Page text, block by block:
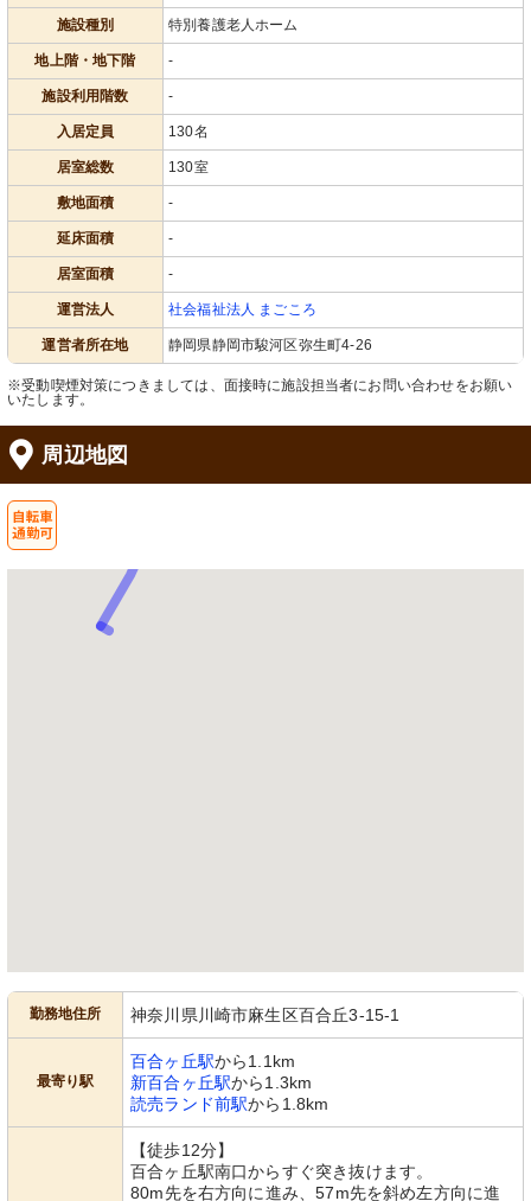
施設種別 特別養護老人ホーム
地上階・地下階 -
施設利用階数 -
入居定員 130名
居室総数 130室
敷地面積 -
延床面積 -
居室面積 -
運営法人 社会福祉法人 まごころ
運営者所在地 静岡県静岡市駿河区弥生町4-26
※受動喫煙対策につきましては、面接時に施設担当者にお問い合わせをお願い
いたします。
周辺地図
勤務地住所 神奈川県川崎市麻生区百合丘3-15-1
最寄り駅
百合ヶ丘駅から1.1km
新百合ヶ丘駅から1.3km
読売ランド前駅から1.8km
【徒歩12分】
百合ヶ丘駅南口からすぐ突き抜けます。
80m先を右方向に進み、57m先を斜め左方向に進